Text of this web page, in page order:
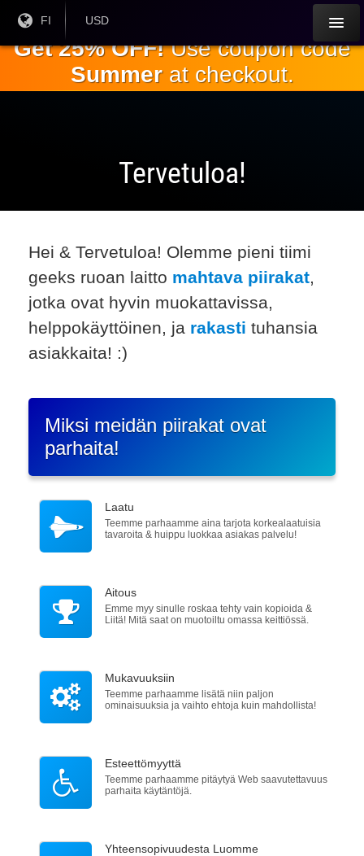
Nykyinen
FI
Nykyinen
USD
Get 25% OFF!Use coupon code
Summerat checkout.
Tervetuloa!
Hei & Tervetuloa! Olemme pieni tiimi
geeks ruoan laitto mahtava piirakat,
jotka ovat hyvin muokattavissa,
helppokäyttöinen, ja rakasti tuhansia
asiakkaita! :)
Miksi meidän piirakat ovat
parhaita!
Laatu
Teemme parhaamme aina tarjota korkealaatuisia
tavaroita & huippu luokkaa asiakas palvelu!
Aitous
Emme myy sinulle roskaa tehty vain kopioida &
Liitä! Mitä saat on muotoiltu omassa keittiössä.
Mukavuuksiin
Teemme parhaamme lisätä niin paljon
ominaisuuksia ja vaihto ehtoja kuin mahdollista!
Esteettömyyttä
Teemme parhaamme pitäytyä Web saavutettavuus
parhaita käytäntöjä.
Yhteensopivuudesta Luomme